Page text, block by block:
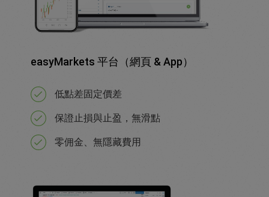
easyMarkets 平台（網頁 & App）
低點差固定價差
保證止損與止盈，無滑點
零佣金、無隱藏費用